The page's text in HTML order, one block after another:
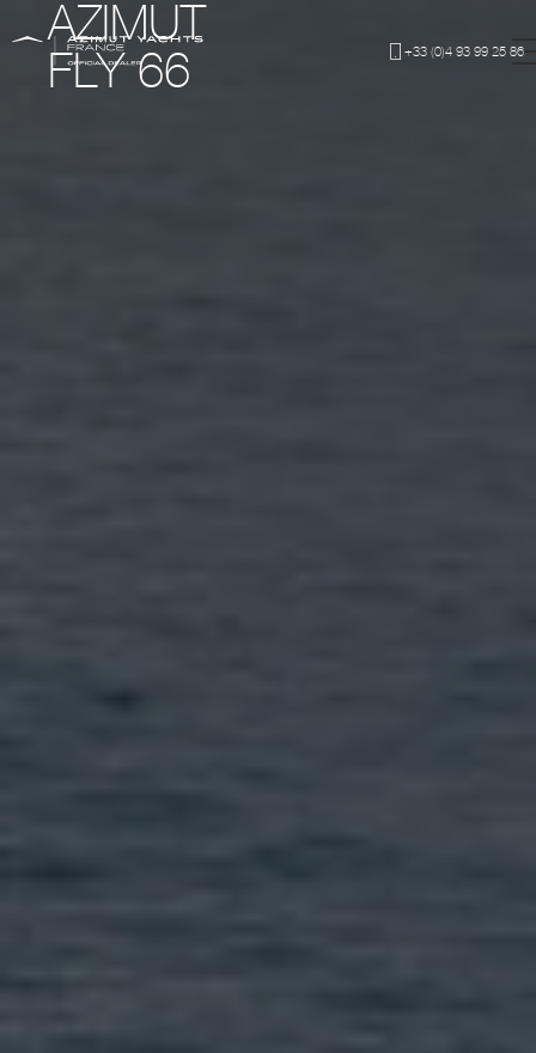
+33 (0)4 93 99 25 86
AZIMUT
FLY 66